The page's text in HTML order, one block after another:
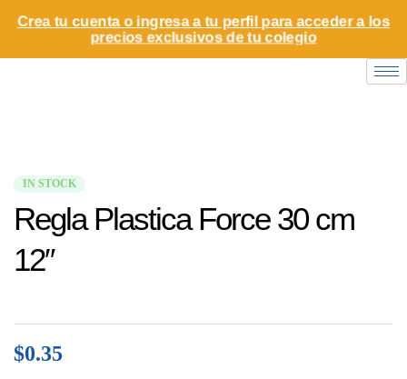
Crea tu cuenta o ingresa a tu perfil para acceder a los
precios exclusivos de tu colegio
IN STOCK
Regla Plastica Force 30 cm
12″
$0.35